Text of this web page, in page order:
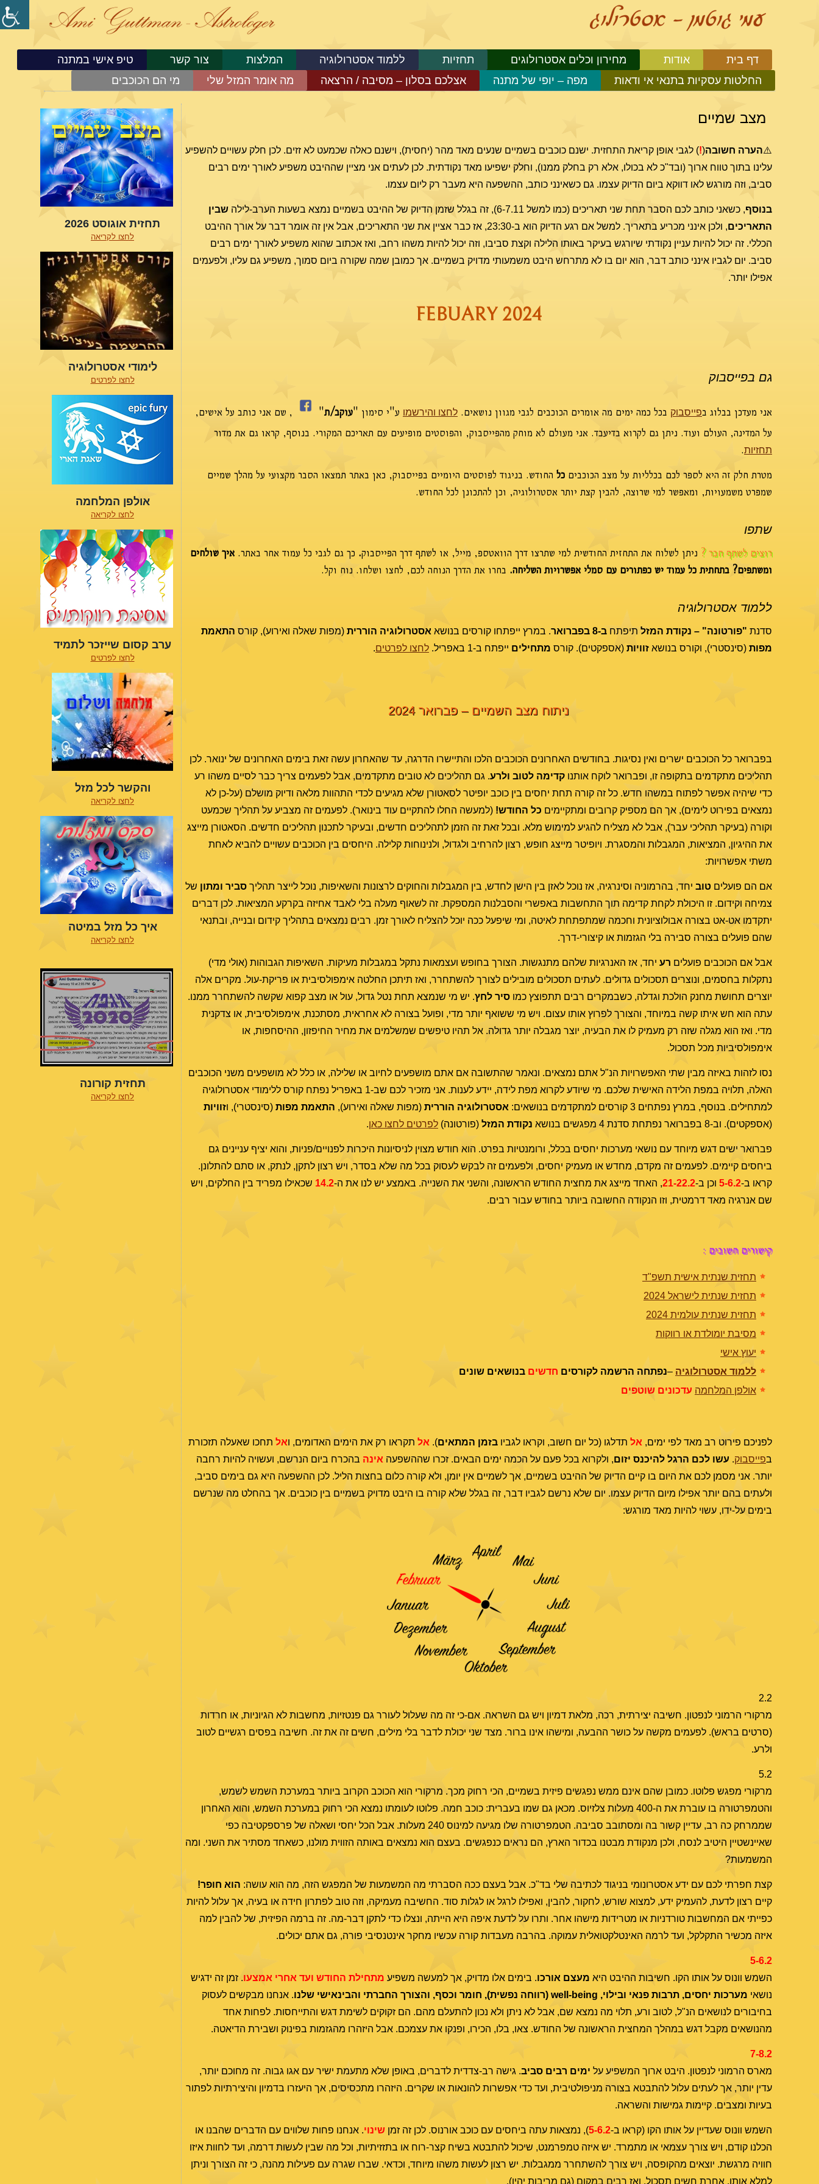
דף בית אודות מחירון וכלים אסטרולוגים תחזיות ללמוד אסטרולוגיה המלצות צור קשר
טיפ אישי במתנה
החלטות עסקיות בתנאי אי ודאות
מפה – יופי של מתנה אצלכם בסלון – מסיבה / הרצאה מה אומר המזל שלי מי הם הכוכבים
מצב שמיים
⚠️הערה חשובה(
!) לגבי אופן קריאת התחזית. ישנם כוכבים בשמיים שנעים מאד מהר (יחסית), וישנם כאלה שכמעט לא זזים. לכן חלק עשויים להשפיע
עלינו בתוך טווח ארוך (ובד"כ לא בכולו, אלא רק בחלק ממנו), וחלק ישפיעו מאד נקודתית. לכן לעתים אני מציין שההיבט משפיע לאורך ימים רבים
סביב, וזה מורגש לאו דווקא ביום הדיוק עצמו. גם כשאינני כותב, ההשפעה היא מעבר רק ליום עצמו.
בנוסף, כשאני כותב לכם הסבר תחת שני תאריכים (כמו למשל 6-7.11), זה בגלל שזמן הדיוק של ההיבט בשמיים נמצא בשעות הערב-לילה
שבין
התאריכים
, ולכן אינני מכריע בתאריך. למשל אם רגע הדיוק הוא ב-23:30, אז כבר אציין את שני התאריכים, אבל אין זה אומר דבר על אורך ההיבט
הכללי. זה יכול להיות עניין נקודתי שיורגש בעיקר באותו הלילה וקצת סביבו, וזה יכול להיות משהו רחב, ואז אכתוב שהוא משפיע לאורך ימים רבים
סביב. יום לגביו אינני כותב דבר, הוא יום בו לא מתרחש היבט משמעותי מדויק בשמיים. אך כמובן שמה שקורה ביום סמוך, משפיע גם עליו, ולפעמים
אפילו יותר.
FEBUARY 2024
גם בפייסבוק
אני מעדכן בבלוג בפייסבוק בכל כמה ימים מה אומרים הכוכבים לגבי מגוון נושאים. לחצו והירשמו ע"י סימון "עוקב/ת"
, שם אני כותב על אישים,
על המדינה, העולם ועוד. ניתן גם לקרוא בדיעבד. אני מעולם לא מוחק מהפייסבוק, והפוסטים מופיעים עם תאריכם המקורי. בנוסף, קראו גם את מדור
תחזיות.
מטרת חלק זה היא לספר לכם בכלליות על מצב הכוכבים כל החודש. בניגוד לפוסטים היומיים בפייסבוק, כאן באתר תמצאו הסבר מקצועי על מהלך שמיים
שמפרט משמעויות, ומאפשר למי שרוצה, להבין קצת יותר אסטרולוגיה, וכן להתכונן לכל החודש.
שתפו
רוצים לשתף חבר ? ניתן לשלוח את התחזית החודשית למי שתרצו דרך הוואטספ, מייל, או לשתף דרך הפייסבוק. כך גם לגבי כל עמוד אחר באתר. איך שולחים
ומשתפים? בתחתית כל עמוד יש כפתורים עם סמלי אפשרויות השליחה. בחרו את הדרך הנוחה לכם, לחצו ושלחו. נוח וקל.
ללמוד אסטרולוגיה
סדנת "פורטונה" – נקודת המזל תיפתח ב-8 בפברואר . במרץ ייפתחו קורסים בנושא אסטרולוגיה הוררית (מפות שאלה ואירוע), קורס התאמת
מפות (סינסטרי), וקורס בנושא זוויות (אספקטים). קורס מתחילים ייפתח ב-1 באפריל. לחצו לפרטים.
ניתוח מצב השמיים – פברואר 2024
בפברואר כל הכוכבים ישרים ואין נסיגות. בחודשים האחרונים הכוכבים הלכו והתיישרו הדרגה, עד שהאחרון עשה זאת בימים האחרונים של ינואר. לכן
תהליכים מתקדמים בתקופה זו, ופברואר לוקח אותנו קדימה לטוב ולרע. גם תהליכים לא טובים מתקדמים, אבל לפעמים צריך כבר לסיים משהו רע
כדי שיהיה אפשר לפתוח במשהו חדש. כל זה קורה תחת יחסים בין כוכב יופיטר לסאטורן שלא מגיעים לכדי התהוות מלאה ודיוק מושלם (על-כן לא
נמצאים בפירוט לימים), אך הם מספיק קרובים ומתקיימים כל החודש! (למעשה החלו להתקיים עוד בינואר). לפעמים זה מצביע על תהליך שכמעט
וקורה (בעיקר תהליכי עבר), אבל לא מצליח להגיע למימוש מלא. ובכל זאת זה הזמן לתהליכים חדשים, ובעיקר לתכנון תהליכים חדשים. הסאטורן מייצג
את ההיגיון, המציאות, המגבלות והמסגרת. ויופיטר מייצג חופש, רצון להרחיב ולגדול, ולנינוחות קלילה. היחסים בין הכוכבים עשויים להביא לאחת
משתי אפשרויות:
אם הם פועלים טוב יחד, בהרמוניה וסינרגיה, אז נוכל לאזן בין הישן לחדש, בין המגבלות והחוקים לרצונות והשאיפות, נוכל לייצר תהליך סביר ומתון של
צמיחה וקידום. זו היכולת לקחת קדימה תוך התחשבות באפשרי והסבלנות המספקת. זה לשאוף מעלה בלי לאבד אחיזה בקרקע המציאות. לכן דברים
יתקדמו אט-אט בצורה אבולוציונית וחכמה שמתפתחת לאיטה, ומי שיפעל ככה יוכל להצליח לאורך זמן. רבים נמצאים בתהליך קידום ובנייה, ובתנאי
שהם פועלים בצורה סבירה בלי הגזמות או קיצורי-דרך.
אבל אם הכוכבים פועלים רע יחד, אז האנרגיות שלהם מתנגשות. הצורך בחופש ועצמאות נתקל במגבלות מעיקות. השאיפות הגבוהות (אולי מדי)
נתקלות בחסמים, ונוצרים תסכולים גדולים. לעתים תסכולים מובילים לצורך להשתחרר, ואז תיתכן החלטה אימפולסיבית או פריקת-עול. מקרים אלה
יוצרים תחושת מחנק הולכת וגדלה, כשבמקרים רבים תתפוצץ כמו סיר לחץ. יש מי שנמצא תחת נטל גדול, עול או מצב קפוא שקשה להשתחרר ממנו.
עתה הוא חש איתו קשה במיוחד, והצורך לפרוץ אותו עצום. ויש מי ששואף יותר מדי, ופועל בצורה לא אחראית, מסתכנת, אימפולסיבית, או צדקנית
מדי. ואז הוא מגלה שזה רק מעמיק לו את הבעיה, יוצר מגבלה יותר גדולה. אל תהיו טיפשים שמשלמים את מחיר החיפזון, ההיסחפות, או
אימפולסיביות מכל תסכול.
נסו לזהות באיזה מבין שתי האפשרויות הנ"ל אתם נמצאים. ונאמר שהתשובה אם אתם מושפעים לחיוב או שלילה, או כלל לא מושפעים משני הכוכבים
האלה, תלויה במפת הלידה האישית שלכם. מי שיודע לקרוא מפת לידה, יידע לענות. אני מזכיר לכם שב-1 באפריל נפתח קורס ללימודי אסטרולוגיה
למתחילים. בנוסף, במרץ נפתחים 3 קורסים למתקדמים בנושאים:
אסטרולוגיה הוררית (מפות שאלה ואירוע), התאמת מפות (סינסטרי), וזוויות
(אספקטים). וב-8 בפברואר נפתחת סדנת 4 מפגשים בנושא
נקודת המזל (פורטונה) לפרטים לחצו כאן.
פברואר ישים דגש מיוחד עם נושאי מערכות יחסים בכלל, ורומנטיות בפרט. הוא חודש מצוין לניסיונות היכרות לפנויים/פניות, והוא יציף עניינים גם
ביחסים קיימים. לפעמים זה מקדם, מחדש או מעמיק יחסים, ולפעמים זה לבקש לעסוק בכל מה שלא בסדר, ויש רצון לתקן, לנתק, או סתם להתלונן.
קראו ב-5-6.2 וכן ב-21-22.2, האחד מייצג את מחצית החודש הראשונה, והשני את השנייה. באמצע יש לנו את ה-14.2 שכאילו מפריד בין החלקים, ויש
שם אנרגיה מאד דרמטית, וזו הנקודה החשובה ביותר בחודש עבור רבים.
קישורים חשובים :
תחזית שנתית אישית תשפ"ד
תחזית שנתית לישראל 2024
תחזית שנתית עולמית 2024
מסיבת יומולדת או רווקות
יעוץ אישי
ללמוד אסטרולוגיה –נפתחה הרשמה לקורסים חדשים בנושאים שונים
אולפן המלחמה עדכונים שוטפים
לפניכם פירוט רב מאד לפי ימים, אל תדלגו (כל יום חשוב, וקראו לגביו בזמן המתאים). אל תקראו רק את הימים האדומים, ואל תחכו שאעלה תזכורת
בפייסבוק. עשו לכם הרגל להיכנס יזום, ולקרוא בכל פעם על הכמה ימים הבאים. זכרו שההשפעה אינה בהכרח ביום הנרשם, ועשויה להיות רחבה
יותר. אני מסמן לכם את היום בו קיים הדיוק של ההיבט בשמיים, אך לשמיים אין יומן, ולא קורה כלום בחצות הליל. לכן ההשפעה היא גם בימים סביב,
ולעתים בהם יותר אפילו מיום הדיוק עצמו. יום שלא נרשם לגביו דבר, זה בגלל שלא קורה בו היבט מדויק בשמיים בין כוכבים. אך בהחלט מה שנרשם
בימים על-ידו, עשוי להיות מאד מורגש:
2.2
מרקורי הרמוני לנפטון. חשיבה יצירתית, רכה, מלאת דמיון ויש גם השראה. אם-כי זה מה שעלול לעורר גם פנטזיות, מחשבות לא הגיוניות, או חרדות
(סרטים בראש). לפעמים מקשה על כושר ההבעה, ומישהו אינו ברור. מצד שני יכולת לדבר בלי מילים, חשים זה את זה. חשיבה בפסים רגשיים לטוב
ולרע.
5.2
מרקורי מפגש פלוטו. כמובן שהם אינם ממש נפגשים פיזית בשמיים, הכי רחוק מכך. מרקורי הוא הכוכב הקרוב ביותר במערכת השמש לשמש,
והטמפרטורה בו עוברת את ה-400 מעלות צלזיוס. מכאן גם שמו בעברית: כוכב חמה. פלוטו לעומתו נמצא הכי רחוק במערכת השמש, והוא האחרון
שממרחק כה רב, עדיין קשור בה ומסתובב סביבה. הטמפרטורה שלו מגיעה למינוס 240 מעלות. אבל הכל יחסי ושאלה של פרספקטיבה כפי
שאיינשטיין היטיב לנסח, ולכן מנקודת מבטנו בכדור הארץ, הם נראים כנפגשים. בעצם הוא נמצאים באותה הזווית מולנו, כשאחד מסתיר את השני. ומה
המשמעות?
קצת חפרתי לכם עם ידע אסטרונומי בניגוד לכתיבה שלי בד"כ. אבל בעצם ככה הסברתי מה המשמעות של המפגש הזה, מה הוא עושה: הוא חופר!
קיים רצון לדעת, להעמיק ידע, למצוא שורש, לחקור, להבין, ואפילו לרגל או לגלות סוד. החשיבה מעמיקה, וזה טוב לפתרון חידה או בעיה, אך עלול להיות
כפייתי אם המחשבות טורדניות או מטרידות מישהו אחר. ותרו על לדעת איפה היא הייתה, ונצלו כדי לתקן דבר-מה. זה ברמה הפיזית, של להבין למה
איזה מכשיר התקלקל, ועד לרמה האינטלקטואלית עמוקה. בהרבה מעבדות קורה עכשיו מחקר אינטנסיבי פורה, גם אתם יכולים.
5-6.2
השמש וונוס על אותו הקו. חשיבות ההיבט היא מעצם אורכו. בימים אלו מדויק, אך למעשה משפיע מתחילת החודש ועד אחרי אמצעו. זמן זה ידגיש
נושאי מערכות יחסים, תרבות פנאי ובילוי, well-being
(רווחה נפשית), חומר וכסף, והצורך החברתי והבינאישי שלנו. אנחנו מבקשים לעסוק
בחיבורים לנושאים הנ"ל, לטוב ורע, תלוי מה נמצא שם, אבל לא ניתן ולא נכון להתעלם מהם. הם זקוקים לשימת דגש והתייחסות. לפחות אחד
מהנושאים מקבל דגש במהלך המחצית הראשונה של החודש. צאו, בלו, הכירו, ופנקו את עצמכם. אבל היזהרו מהגזמות בפינוק ושבירת הדיאטה.
7-8.2
מארס הרמוני לנפטון. היבט ארוך המשפיע על ימים רבים סביב. גישה רב-צדדית לדברים, באופן שלא מתעמת ישיר עם אגו גבוה. זה מחוכם יותר,
עדין יותר, אך לעתים עלול להתבטא בצורה מניפולטיבית, ועד כדי אפשרות להונאות או שקרים. היזהרו מתכסיסים, אך היעזרו בדמיון והיצירתיות לפתור
בעיות ומצבים. קיימות גמישות והשראה.
השמש וונוס שעדיין על אותו הקו (קראו ב-5-6.2), נמצאות עתה ביחסים עם כוכב אורנוס. לכן זה זמן שינוי. אנחנו פחות שלווים עם הדברים שהבנו או
הכלנו קודם, ויש צורך עצמאי או מתמרד. יש איזה טמפרמנט, שיכול להתבטא בשיח קצר-רוח או בתזזיתיות, וכל מה שבין לעשות דרמה, ועד לחוות איזו
חוויה מרגשת. יוצאים מהקופסה, ויש צורך להשתחרר ממגבלות. יש רצון לעשות משהו מיוחד, וכדאי. שברו שגרה עם פעילות מהנה, כי זה הצורך וניתן
למלא אותו. אחרת חשים תסכול, ואז רבים במקום (גם מריבות יהיו).
תחזית אוגוסט 2026
לחצו לקריאה
לימודי אסטרולוגיה
לחצו לפרטים
אולפן המלחמה
לחצו לקריאה
ערב קסום שייזכר לתמיד
לחצו לפרטים
והקשר לכל מזל
לחצו לקריאה
איך כל מזל במיטה
לחצו לקריאה
תחזית קורונה
לחצו לקריאה